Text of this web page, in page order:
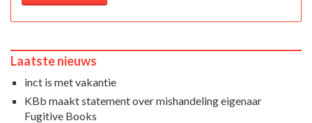
Laatste nieuws
inct is met vakantie
KBb maakt statement over mishandeling eigenaar
Fugitive Books